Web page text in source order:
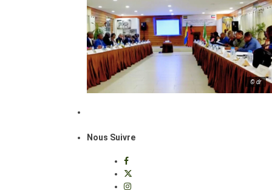
© dr
Nous Suivre